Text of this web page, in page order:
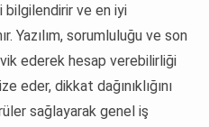
bilgilendirir ve en iyi
Yazılım, sorumluluğu ve son
ederek hesap verebilirliği
eder, dikkat dağınıklığını
sağlayarak genel iş